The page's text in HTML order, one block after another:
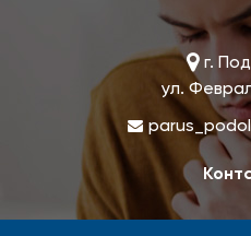
г.
ул.